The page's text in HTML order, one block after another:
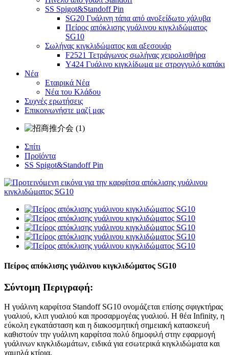
SS Spigot&Standoff Pin
SG20 Γυάλινη τάπα από ανοξείδωτο χάλυβα
Πείρος απόκλισης γυάλινου κιγκλιδώματος
SG10
Σωλήνας κιγκλιδώματος και αξεσουάρ
F2521 Τετράγωνος σωλήνας χειρολισθήρα
Y424 Γυάλινο κιγκλίδωμα με στρογγυλό καπάκι
Νέα
Εταιρικά Νέα
Νέα του Κλάδου
Συχνές ερωτήσεις
Επικοινωνήστε μαζί μας
Σπίτι
Προϊόντα
SS Spigot&Standoff Pin
Πείρος απόκλισης γυάλινου κιγκλιδώματος SG10
Σύντομη Περιγραφή:
Η γυάλινη καρφίτσα Standoff SG10 ονομάζεται επίσης σφιγκτήρας
γυαλιού, κλιπ γυαλιού και προσαρμογέας γυαλιού. Η θέα Infinity, η
εύκολη εγκατάσταση και η διακοσμητική σημειακή κατασκευή
καθιστούν την γυάλινη καρφίτσα πολύ δημοφιλή στην εφαρμογή
γυάλινων κιγκλιδωμάτων, ειδικά για εσωτερικά κιγκλιδώματα και
χαμηλά κτίρια.